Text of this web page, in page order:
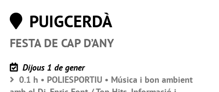
PUIGCERDÀ
FESTA DE CAP D’ANY
Dijous 1 de gener
0.1 h • POLIESPORTIU • Música i bon ambient